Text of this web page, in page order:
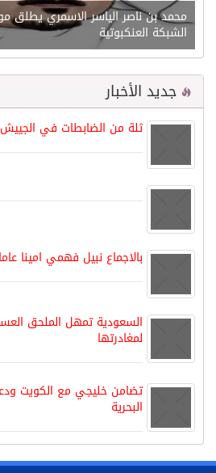
محمد بن ناصر الياسر الاسمري
الشبكة العنكبوتية
جديد الأخبار
ثلة من الضابطات في
بالاجماع نبيل فهمي امينا
لمغادرتها
تضامن خليجي مع الكويت
البحرية